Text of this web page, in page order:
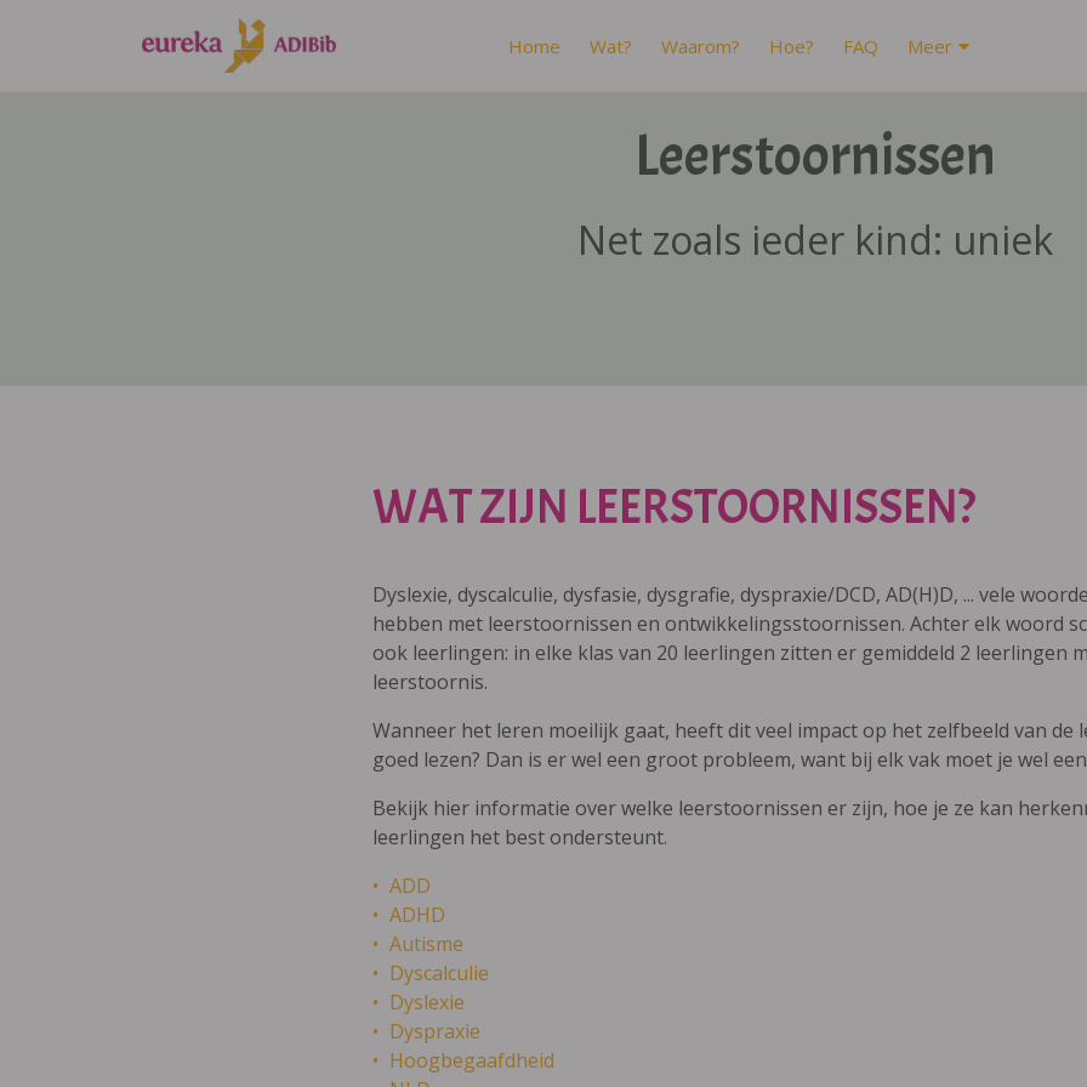
Home Wat? Waarom? Hoe? FAQ Meer
Leerstoornissen
Net zoals ieder kind: uniek
WAT ZIJN LEERSTOORNISSEN?
Dyslexie, dyscalculie, dysfasie, dysgrafie, dyspraxie/DCD, AD(H)D, ... vele
hebben met leerstoornissen en ontwikkelingsstoornissen. Achter elk woord
ook leerlingen: in elke klas van 20 leerlingen zitten er gemiddeld 2 leerlingen
leerstoornis.
Wanneer het leren moeilijk gaat, heeft dit veel impact op het zelfbeeld van de
goed lezen? Dan is er wel een groot probleem, want bij elk vak moet je wel
Bekijk hier informatie over welke leerstoornissen er zijn, hoe je ze kan
leerlingen het best ondersteunt.
ADD
ADHD
Autisme
Dyscalculie
Dyslexie
Dyspraxie
Hoogbegaafdheid